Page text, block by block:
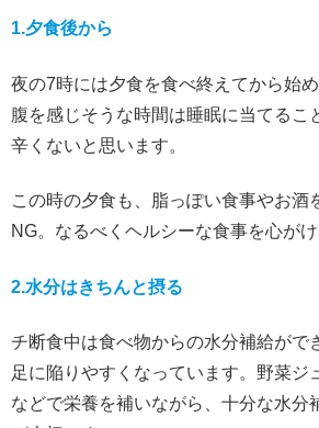
1.夕食後から
夜の7時には夕食を食べ終えてから始
腹を感じそうな時間は睡眠に当てるこ
辛くないと思います。
この時の夕食も、脂っぽい食事やお酒
NG。なるべくヘルシーな食事を心がけ
2.水分はきちんと摂る
チ断食中は食べ物からの水分補給がで
足に陥りやすくなっています。野菜ジ
などで栄養を補いながら、十分な水分